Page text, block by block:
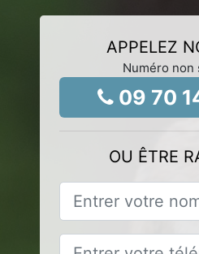
APPELEZ
Numéro non
09 70
OU ÊTRE